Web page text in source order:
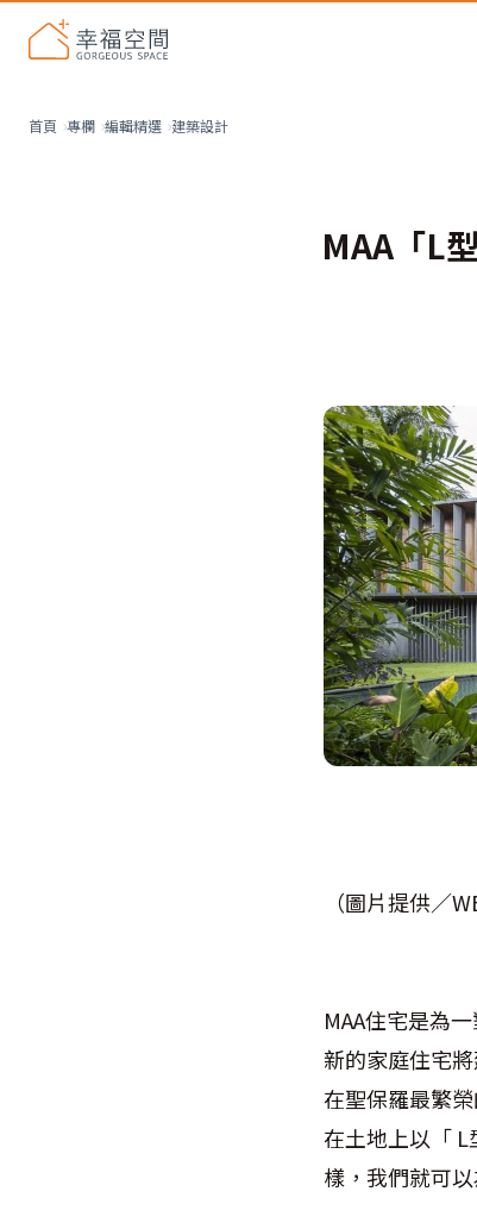
首頁 專欄 編輯精選 建築設計
MAA「L
（圖片提供／
MAA住宅是為
新的家庭住宅
在聖保羅最繁
在土地上以「
樣，我們就可